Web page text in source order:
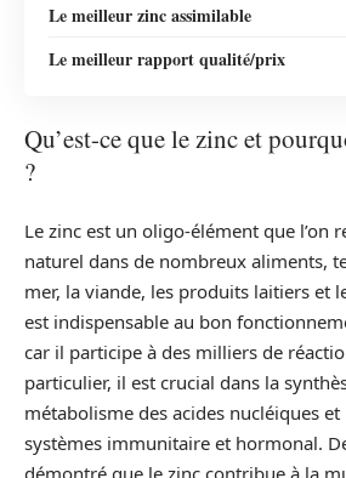
Le meilleur zinc assimilable
Le meilleur rapport qualité/prix
Qu’est-ce que le zinc et
?
Le zinc est un oligo-élément que l’on
naturel dans de nombreux aliments,
mer, la viande, les produits laitiers et
est indispensable au bon
car il participe à des milliers de
particulier, il est crucial dans la
métabolisme des acides nucléiques
systèmes immunitaire et hormonal.
démontré que le zinc contribue à la